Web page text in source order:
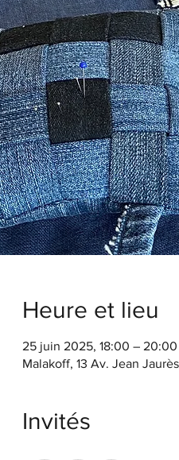
Heure et lieu
25 juin 2025, 18:00 – 20:00
Malakoff, 13 Av. Jean
Invités